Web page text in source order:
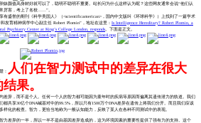
妹颜值高身材好就可以了，聪明不聪明不重要。站长问为什么这样认为呢？这些网友通常会说“他们认
厉害，考上了名校……”。
有盛誉的期刊《科学美国人》（<scientificamerican>，国内中文版叫《环球科学》）上找到了一篇学术
发育精神病学中心副主任 Robert Plomin”，地址在这里： Is Intelligence Hereditary? Robert Plomin, a
Psychiatry Center at King’s College London, responds 。下面是正文。
：
人们在智力测试中的差异在很大
果。
差异，而不是个人。任何一个人的智力都可能因为童年时的疾病等原因而偏离其遗传潜力的轨道。我们
共享30亿个DNA碱基对中的99.5%，所以只有1500万个DNA差异在遗传上将我们分开。而且我们应该
化的检查。智力，更恰当地称为一般认知能力，反映了某人在各种不同测试中的表现。
力差异的一半，所以一半不是由基因差异造成的，这为环境因素的重要性提供了强有力的支持。这个